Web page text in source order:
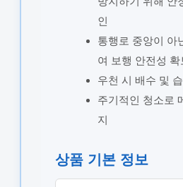
인
통행로 중앙이 아
여 보행 안전성 확
우천 시 배수 및
주기적인 청소로
지
상품 기본 정보